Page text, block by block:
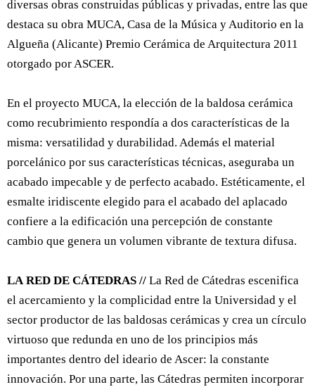
diversas obras construidas públicas y privadas, entre las que
destaca su obra MUCA, Casa de la Música y Auditorio en la
Algueña (Alicante) Premio Cerámica de Arquitectura 2011
otorgado por ASCER.
En el proyecto MUCA, la elección de la baldosa cerámica
como recubrimiento respondía a dos características de la
misma: versatilidad y durabilidad. Además el material
porcelánico por sus características técnicas, aseguraba un
acabado impecable y de perfecto acabado. Estéticamente, el
esmalte iridiscente elegido para el acabado del aplacado
confiere a la edificación una percepción de constante
cambio que genera un volumen vibrante de textura difusa.
LA RED DE CÁTEDRAS // La Red de Cátedras escenifica
el acercamiento y la complicidad entre la Universidad y el
sector productor de las baldosas cerámicas y crea un círculo
virtuoso que redunda en uno de los principios más
importantes dentro del ideario de Ascer: la constante
innovación. Por una parte, las Cátedras permiten incorporar